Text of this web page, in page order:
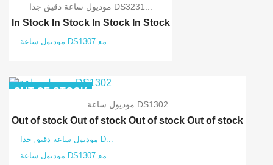
موديول ساعة دقيق جدا DS3231...
In Stock In Stock In Stock In Stock
موديول ساعة DS1302
Out of stock Out of stock Out of stock Out of stock
موديول ساعة دقيق جدا D...
OUT-OF-STOCK